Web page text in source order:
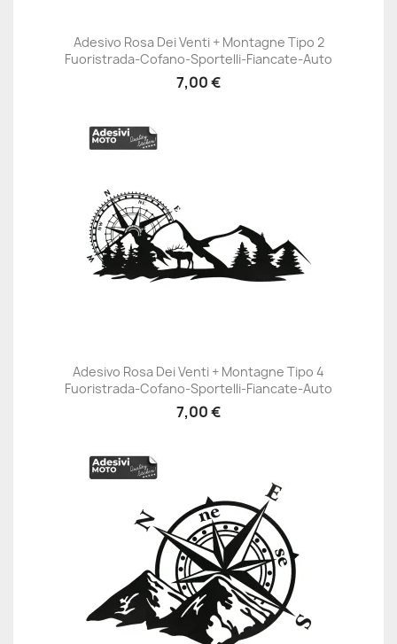
Adesivo Rosa Dei Venti + Montagne Tipo 2
Fuoristrada-Cofano-Sportelli-Fiancate-Auto
7,00 €
Adesivo Rosa Dei Venti + Montagne Tipo 4
Fuoristrada-Cofano-Sportelli-Fiancate-Auto
7,00 €